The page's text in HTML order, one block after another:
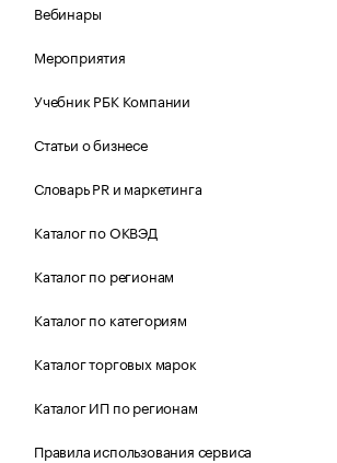
Вебинары
Мероприятия
Учебник РБК Компании
Статьи о бизнесе
Словарь PR и маркетинга
Каталог по ОКВЭД
Каталог по регионам
Каталог по категориям
Каталог торговых марок
Каталог ИП по регионам
Правила использования сервиса